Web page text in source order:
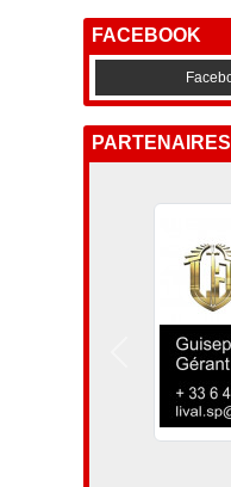
FACEBOOK
PARTENAIRES
Précedent